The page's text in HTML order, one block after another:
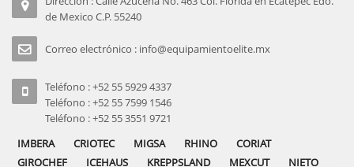
de Mexico C.P. 55240
Correo electrónico : info@equipamientoelite.mx
Teléfono : +52 55 5929 4337
Teléfono : +52 55 7599 1546
Teléfono : +52 55 3551 9721
IMBERA
CRIOTEC MIGSA RHINO
CORIAT
GIROCHEF
ICEHAUS KREPPSLAND MEXCUT NIETO